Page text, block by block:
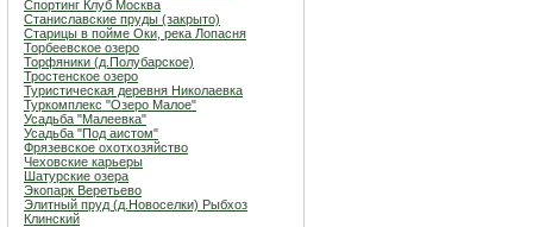
Спортинг Клуб Москва
Станиславские пруды (закрыто)
Старицы в пойме Оки, река Лопасня
Торбеевское озеро
Торфяники (д.Полубарское)
Тростенское озеро
Туристическая деревня Николаевка
Туркомплекс "Озеро Малое"
Усадьба "Малеевка"
Усадьба "Под аистом"
Фрязевское охотхозяйство
Чеховские карьеры
Шатурские озера
Экопарк Веретьево
Элитный пруд (д.Новоселки) Рыбхоз
Клинский